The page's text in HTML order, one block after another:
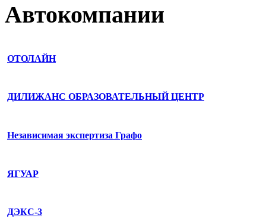
Автокомпании
ОТОЛАЙН
ДИЛИЖАНС ОБРАЗОВАТЕЛЬНЫЙ ЦЕНТР
Независимая экспертиза Графо
ЯГУАР
ДЭКС-3